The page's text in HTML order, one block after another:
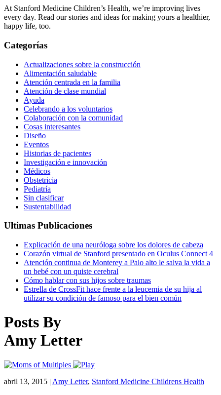
At Stanford Medicine Children’s Health, we’re improving lives
every day. Read our stories and ideas for making yours a healthier,
happy life, too.
Categorías
Actualizaciones sobre la construcción
Alimentación saludable
Atención centrada en la familia
Atención de clase mundial
Ayuda
Celebrando a los voluntarios
Colaboración con la comunidad
Cosas interesantes
Diseño
Eventos
Historias de pacientes
Investigación e innovación
Médicos
Obstetricia
Pediatría
Sin clasificar
Sustentabilidad
Ultimas Publicaciones
Explicación de una neuróloga sobre los dolores de cabeza
Corazón virtual de Stanford presentado en Oculus Connect 4
Atención continua de Monterey a Palo alto le salva la vida a
un bebé con un quiste cerebral
Cómo hablar con sus hijos sobre traumas
Estrella de CrossFit hace frente a la leucemia de su hija al
utilizar su condición de famoso para el bien común
Posts By
Amy Letter
abril 13, 2015 | Amy Letter, Stanford Medicine Childrens Health